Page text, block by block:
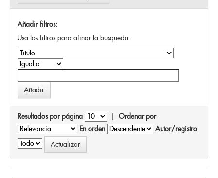
Añadir filtros:
Usa los filtros para afinar la busqueda.
Resultados por página | Ordenar por
En orden
Autor/registro